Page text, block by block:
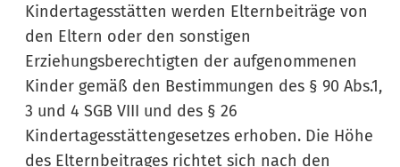
Kindertagesstätten werden Elternbeiträge von
den Eltern oder den sonstigen
Erziehungsberechtigten der aufgenommenen
Kinder gemäß den Bestimmungen des § 90 Abs.1,
3 und 4 SGB VIII und des § 26
Kindertagesstättengesetzes erhoben. Die Höhe
des Elternbeitrages richtet sich nach den